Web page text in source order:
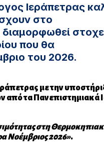
Ιεράπετρας
στο
που θα
του 2026.
με την
από τα Πανεπιστημιακά
στη
Νοέμβριος 2026».